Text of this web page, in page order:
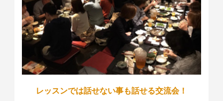
レッスンでは話せない事も話せる交流会！